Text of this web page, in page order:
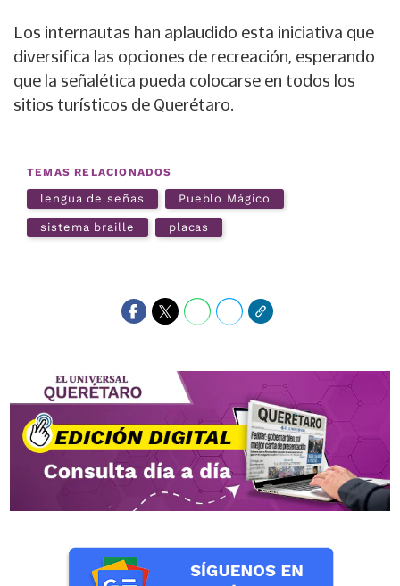
Los internautas han aplaudido esta iniciativa que
diversifica las opciones de recreación, esperando
que la señalética pueda colocarse en todos los
sitios turísticos de Querétaro.
TEMAS RELACIONADOS
lengua de señas Pueblo Mágico
sistema braille placas